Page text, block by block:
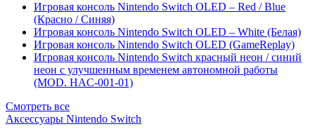
Игровая консоль Nintendo Switch OLED – Red / Blue
(Красно / Синяя)
Игровая консоль Nintendo Switch OLED – White (Белая)
Игровая консоль Nintendo Switch OLED (GameReplay)
Игровая консоль Nintendo Switch красный неон / синий
неон с улучшенным временем автономной работы
(MOD. HAC-001-01)
Смотреть все
Аксессуары Nintendo Switch